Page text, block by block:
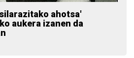
ahotsa'
aukera izanen da